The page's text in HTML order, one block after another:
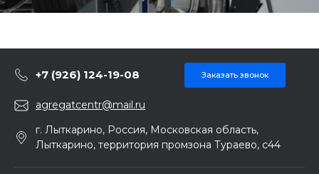
+7 (926) 124-19-08 Заказать звонок
agregatcentr@mail.ru
г. Лыткарино, Россия, Московская область,
Лыткарино, территория промзона Тураево, с44